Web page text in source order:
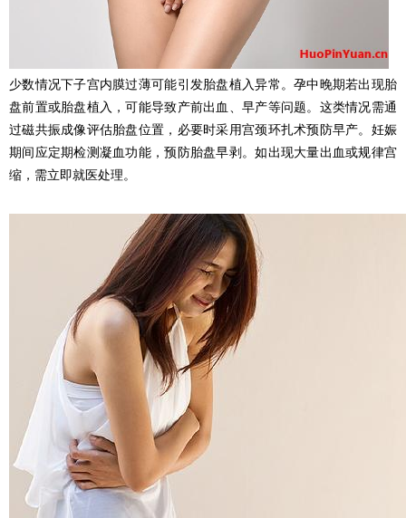
少数情况下子宫内膜过薄可能引发胎盘植入异常。孕中晚期若出现胎
盘前置或胎盘植入，可能导致产前出血、早产等问题。这类情况需通
过磁共振成像评估胎盘位置，必要时采用宫颈环扎术预防早产。妊娠
期间应定期检测凝血功能，预防胎盘早剥。如出现大量出血或规律宫
缩，需立即就医处理。